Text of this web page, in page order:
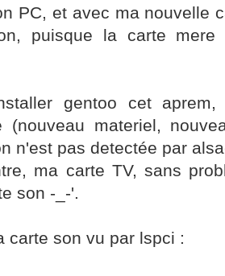
PC, et avec ma nouvelle
puisque la carte
gentoo cet
(nouveau materiel,
n'est pas detectée par
ma carte TV, sans
son -_-'.
carte son vu par lspci :